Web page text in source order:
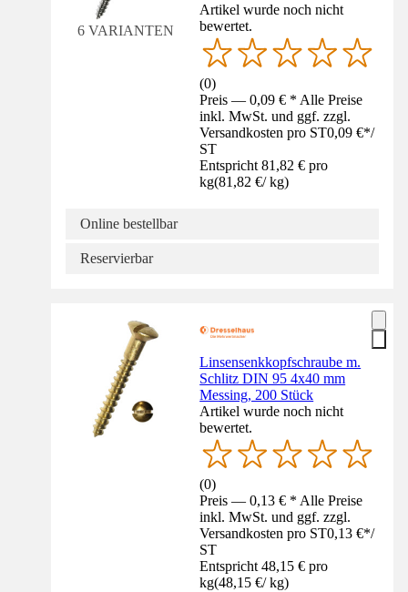
6 VARIANTEN
Artikel wurde noch nicht
bewertet.
(0)
Preis — 0,09 € * Alle Preise
inkl. MwSt. und ggf. zzgl.
Versandkosten pro ST0,09 €*/
ST
Entspricht 81,82 € pro
kg(81,82 €/ kg)
Online bestellbar
Reservierbar
Linsensenkkopfschraube m.
Schlitz DIN 95 4x40 mm
Messing, 200 Stück
Artikel wurde noch nicht
bewertet.
(0)
Preis — 0,13 € * Alle Preise
inkl. MwSt. und ggf. zzgl.
Versandkosten pro ST0,13 €*/
ST
Entspricht 48,15 € pro
kg(48,15 €/ kg)